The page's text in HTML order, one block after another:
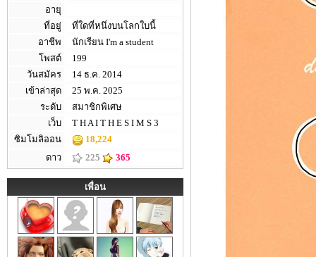
อายุ
ที่อยู่
ที่ใดที่หนึ่งบนโลกใบนี้
อาชีพ
นักเรียน I'm a student
โพสต์
199
วันสมัคร
14 ธ.ค. 2014
เข้าล่าสุด
25 พ.ค. 2025
ระดับ
สมาชิกพิเศษ
เว็บ
T H A I T H E S I M S 3
ซิมโมลิออน
18,224
ดาว
225 365
เพื่อน